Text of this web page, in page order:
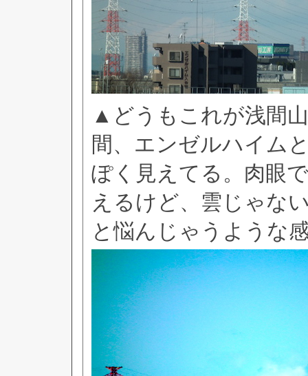
▲どうもこれが浅間
間、エンゼルハイム
ぽく見えてる。肉眼
えるけど、雲じゃな
と悩んじゃうような